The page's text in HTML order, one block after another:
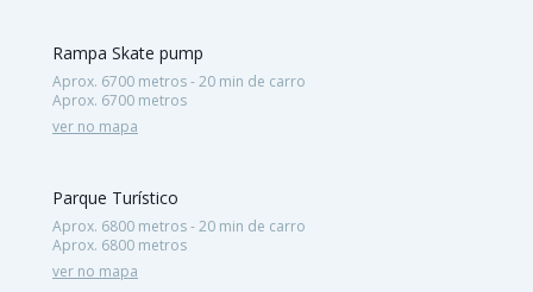
Rampa Skate pump
Aprox. 6700 metros - 20 min de carro
Aprox. 6700 metros
ver no mapa
Parque Turístico
Aprox. 6800 metros - 20 min de carro
Aprox. 6800 metros
ver no mapa